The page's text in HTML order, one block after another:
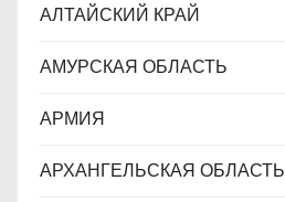
м
АЛТАЙСКИЙ КРАЙ
АМУРСКАЯ ОБЛАСТЬ
АРМИЯ
АРХАНГЕЛЬСКАЯ ОБЛАСТЬ